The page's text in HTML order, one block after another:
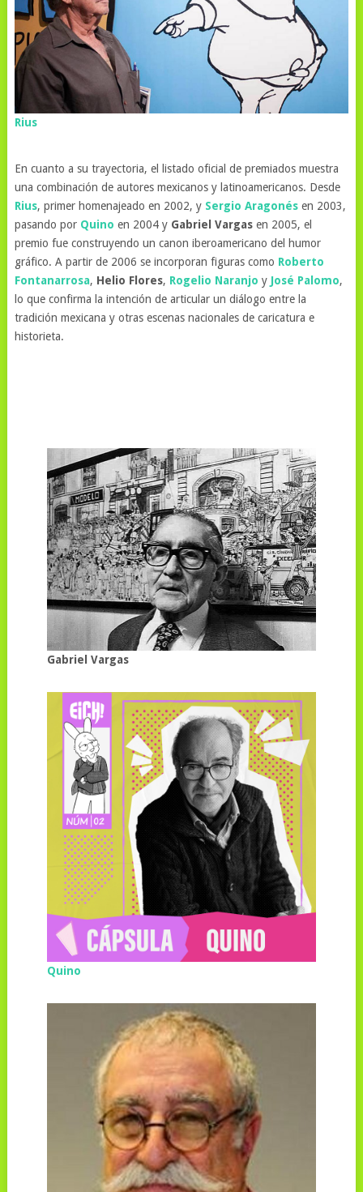
Rius
En cuanto a su trayectoria, el listado oficial de premiados muestra
una combinación de autores mexicanos y latinoamericanos. Desde
Rius, primer homenajeado en 2002, y Sergio Aragonésen 2003,
pasando por Quino en 2004 y Gabriel Vargasen 2005, el
premio fue construyendo un canon iberoamericano del humor
gráfico. A partir de 2006 se incorporan figuras como Roberto
Fontanarrosa, Helio Flores, Rogelio Naranjo y José Palomo,
lo que confirma la intención de articular un diálogo entre la
tradición mexicana y otras escenas nacionales de caricatura e
historieta.
Gabriel Vargas
Quino